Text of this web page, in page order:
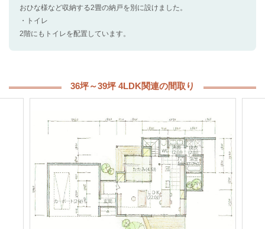
おひな様など収納する2畳の納戸を別に設けました。
・トイレ
2階にもトイレを配置しています。
36坪～39坪 4LDK関連の間取り